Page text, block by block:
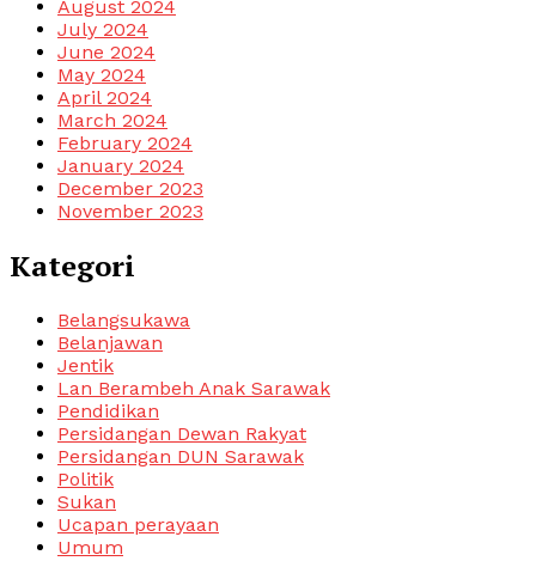
August 2024
July 2024
June 2024
May 2024
April 2024
March 2024
February 2024
January 2024
December 2023
November 2023
Kategori
Belangsukawa
Belanjawan
Jentik
Lan Berambeh Anak Sarawak
Pendidikan
Persidangan Dewan Rakyat
Persidangan DUN Sarawak
Politik
Sukan
Ucapan perayaan
Umum